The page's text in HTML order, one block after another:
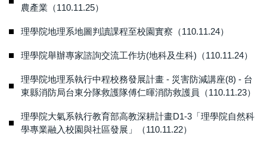
農產業（110.11.25）
理學院地理系地圖判讀課程至校園實察（110.11.24）
理學院舉辦專家諮詢交流工作坊(地科及生科)（110.11.24）
理學院地理系執行中程校務發展計畫 - 災害防減講座(8) - 台
東縣消防局台東分隊救護隊傅仁暉消防救護員（110.11.23）
理學院大氣系執行教育部高教深耕計畫D1-3「理學院自然科
學專業融入校園與社區發展」（110.11.22）